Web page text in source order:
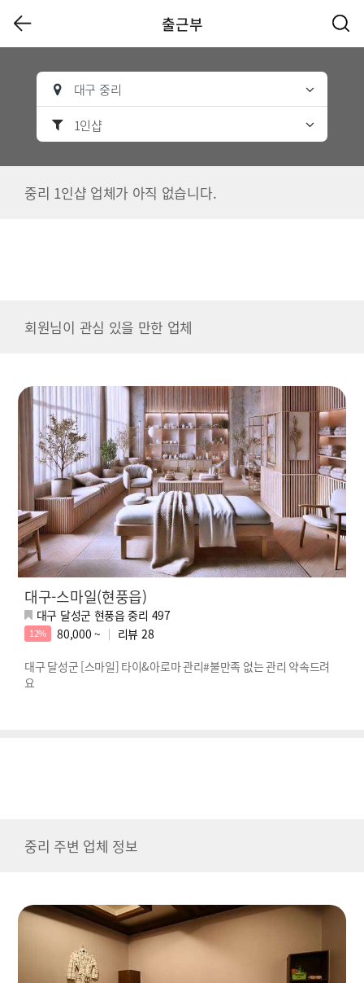
출근부
대구 중리
1인샵
중리 1인샵 업체가 아직 없습니다.
회원님이 관심 있을 만한 업체
대구-스마일(현풍읍)
대구 달성군 현풍읍 중리 497
12% 80,000 ~ 리뷰 28
대구 달성군 [스마일] 타이&아로마 관리#불만족 없는 관리 약속드려
요
중리 주변 업체 정보